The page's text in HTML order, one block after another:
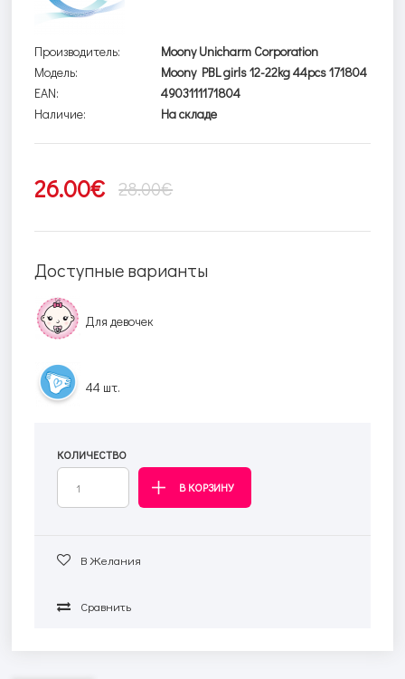
Производитель:
Moony Unicharm Corporation
Модель:
Moony PBL girls 12-22kg 44pcs 171804
EAN:
4903111171804
Наличие:
На складе
26.00€ 28.00€
Доступные варианты
Для девочек
44 шт.
КОЛИЧЕСТВО
В Желания
Сравнить